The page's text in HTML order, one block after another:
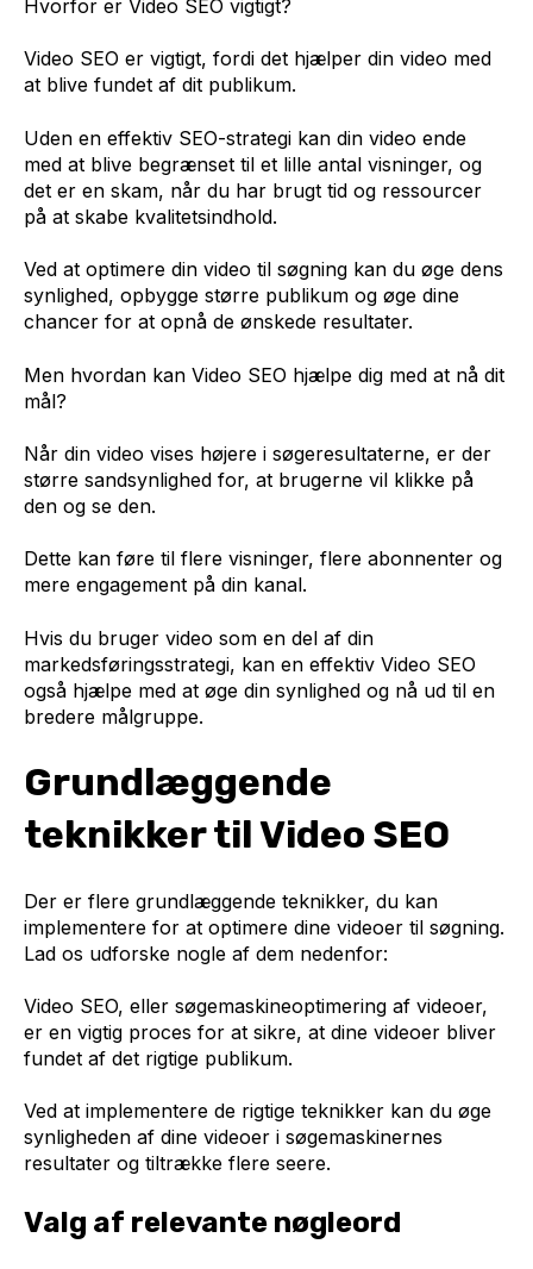
Hvorfor er Video SEO vigtigt?
Video SEO er vigtigt, fordi det hjælper din video med
at blive fundet af dit publikum.
Uden en effektiv SEO-strategi kan din video ende
med at blive begrænset til et lille antal visninger, og
det er en skam, når du har brugt tid og ressourcer
på at skabe kvalitetsindhold.
Ved at optimere din video til søgning kan du øge dens
synlighed, opbygge større publikum og øge dine
chancer for at opnå de ønskede resultater.
Men hvordan kan Video SEO hjælpe dig med at nå dit
mål?
Når din video vises højere i søgeresultaterne, er der
større sandsynlighed for, at brugerne vil klikke på
den og se den.
Dette kan føre til flere visninger, flere abonnenter og
mere engagement på din kanal.
Hvis du bruger video som en del af din
markedsføringsstrategi, kan en effektiv Video SEO
også hjælpe med at øge din synlighed og nå ud til en
bredere målgruppe.
Grundlæggende
teknikker til Video SEO
Der er flere grundlæggende teknikker, du kan
implementere for at optimere dine videoer til søgning.
Lad os udforske nogle af dem nedenfor:
Video SEO, eller søgemaskineoptimering af videoer,
er en vigtig proces for at sikre, at dine videoer bliver
fundet af det rigtige publikum.
Ved at implementere de rigtige teknikker kan du øge
synligheden af dine videoer i søgemaskinernes
resultater og tiltrække flere seere.
Valg af relevante nøgleord